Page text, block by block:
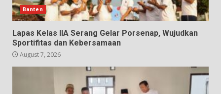
Banten
Lapas Kelas IIA Serang Gelar Porsenap, Wujudkan
Sportifitas dan Kebersamaan
August 7, 2026